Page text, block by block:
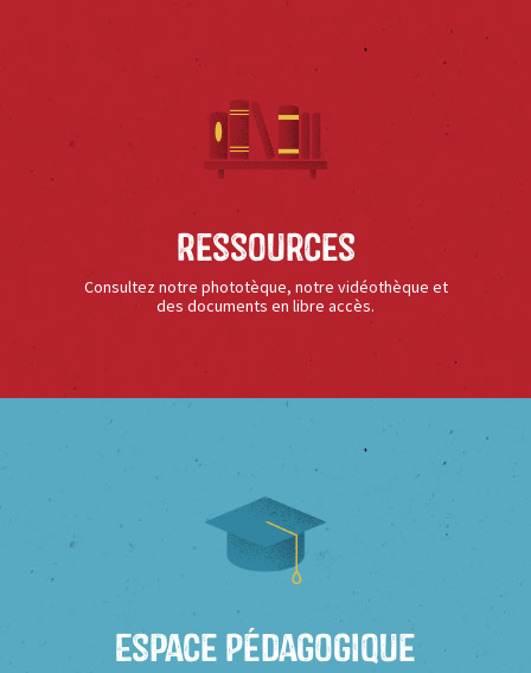
Ressources
Consultez notre phototèque, notre vidéothèque et
des documents en libre accès.
Espace Pédagogique